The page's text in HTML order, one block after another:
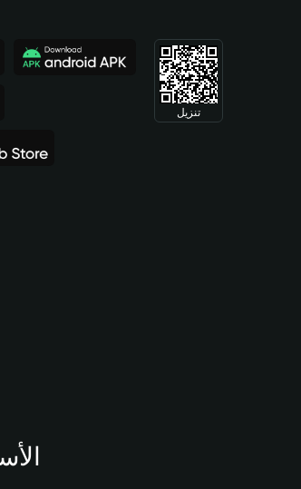
تنزيل